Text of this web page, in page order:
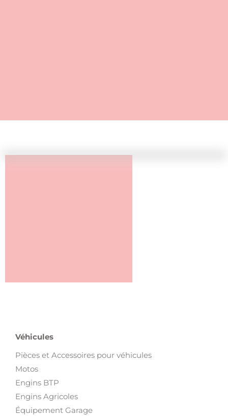
Véhicules
Pièces et Accessoires pour véhicules
Motos
Engins BTP
Engins Agricoles
Équipement Garage